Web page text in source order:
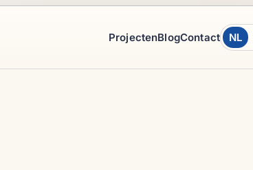
ProjectenBlogContact NL